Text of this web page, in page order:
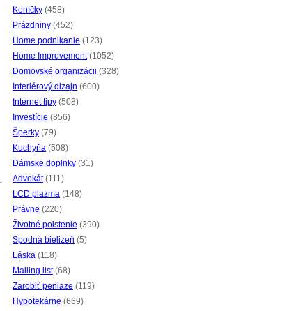
Koníčky (458)
Prázdniny (452)
Home podnikanie (123)
Home Improvement(1052)
Domovské organizácii (328)
Interiérový dizajn (600)
Internet tipy (508)
Investície (856)
Šperky (79)
Kuchyňa (508)
Dámske doplnky (31)
Advokát(111)
LCD plazma (148)
Právne (220)
Životné poistenie (390)
Spodná bielizeň (5)
Láska (118)
Mailing list(68)
Zarobiť peniaze (119)
Hypotekárne (669)